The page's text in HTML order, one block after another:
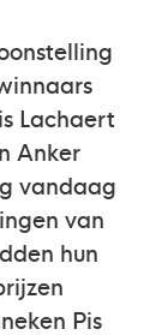
Lachaert
Anker
vandaag
van
hun
Pis